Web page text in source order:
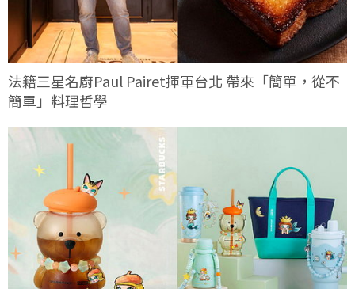
法籍三星名廚Paul Pairet揮軍台北 帶來「簡單，從不
簡單」料理哲學